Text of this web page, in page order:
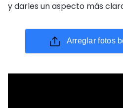
y darles un aspecto más
Arreglar fotos